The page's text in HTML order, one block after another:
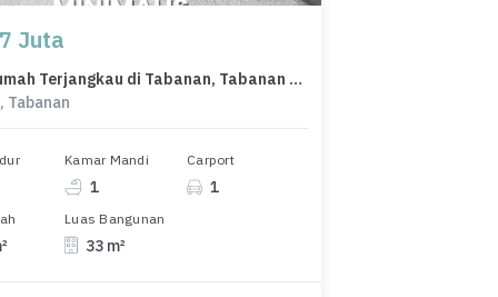
Juta
Dijual Rumah Terjangkau di Tabanan, Tabanan - Cuma 357 Juta
Tabanan
Kamar Mandi
1
Carport
1
Luas Bangunan
33 m²